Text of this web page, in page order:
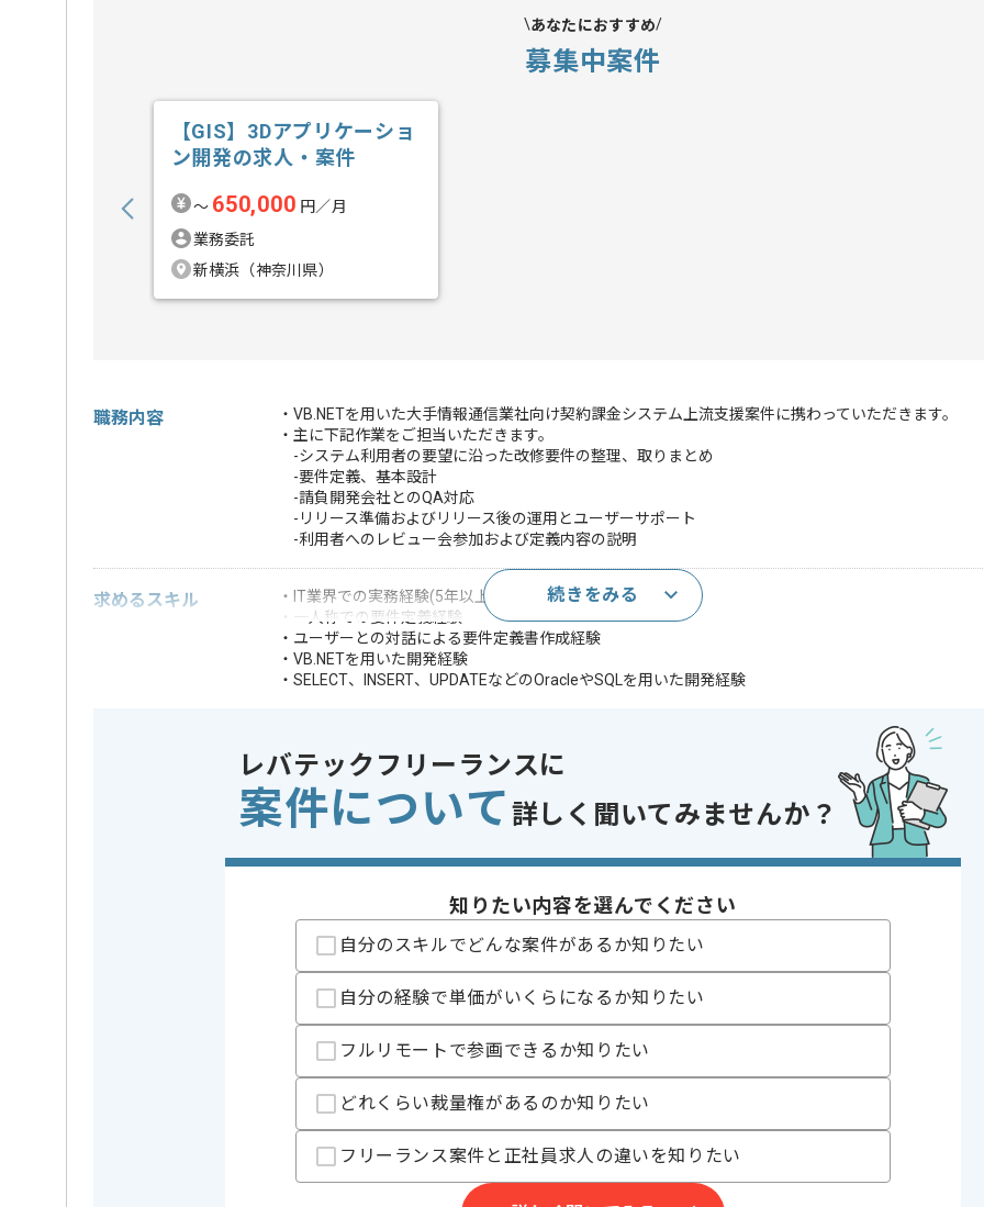
あなたにおすすめ
募集中案件
【GIS】3Dアプリケーショ
ン開発の求人・案件
〜 650,000 円／月
業務委託
新横浜（神奈川県）
職務内容
・VB.NETを用いた大手情報通信業社向け契約課金システム上流支援案件に携わっていただきます。
・主に下記作業をご担当いただきます。
-システム利用者の要望に沿った改修要件の整理、取りまとめ
-要件定義、基本設計
-請負開発会社とのQA対応
-リリース準備およびリリース後の運用とユーザーサポート
-利用者へのレビュー会参加および定義内容の説明
求めるスキル
・IT業界での実務経験(5年以上)
・一人称での要件定義経験
・ユーザーとの対話による要件定義書作成経験
・VB.NETを用いた開発経験
・SELECT、INSERT、UPDATEなどのOracleやSQLを用いた開発経験
歓迎スキル
・HULFTの設定作業経験
・OracleのDB構築経験
・Webサーバの設定等に関する知見
※上記に似た経験やスキルをお持ちであれば申し込み可能なケースもございます！まずはお気軽にご相談ください！
通信
業務内容
システム開発 , 受託開発
20代活躍中 , 30代活躍中 , 40代活躍中 , 長期プロジェクト , BtoB向け , 新技術に積
仕事
精算条件
精算基準時間
140時間〜180時間
支払いサイト
15日
続きをみる
レバテックフリーランスに
案件について 詳しく聞いてみませんか？
知りたい内容を選んでください
自分のスキルでどんな案件があるか知りたい
自分の経験で単価がいくらになるか知りたい
フルリモートで参画できるか知りたい
どれくらい裁量権があるのか知りたい
フリーランス案件と正社員求人の違いを知りたい